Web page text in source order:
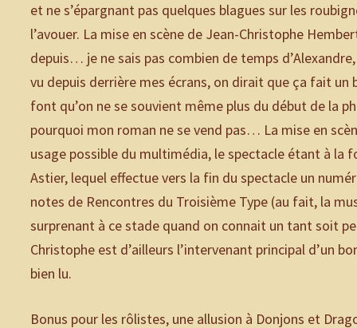
et ne s’épargnant pas quelques blagues sur les
l’avouer. La mise en scène de Jean-Christophe
depuis… je ne sais pas combien de temps
vu depuis derrière mes écrans, on dirait que ça fait
font qu’on ne se souvient même plus du début de la
pourquoi mon roman ne se vend pas… La mise en
usage possible du multimédia, le spectacle étant à la
Astier, lequel effectue vers la fin du spectacle un
notes de Rencontres du Troisième Type (au fait, la
surprenant à ce stade quand on connait un tant soit
Christophe est d’ailleurs l’intervenant principal d’un
bien lu.
Bonus pour les rôlistes, une allusion à Donjons et